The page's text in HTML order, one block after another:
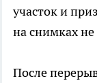
участок и
на снимках
После